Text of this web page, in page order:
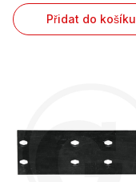
Přidat do košíku